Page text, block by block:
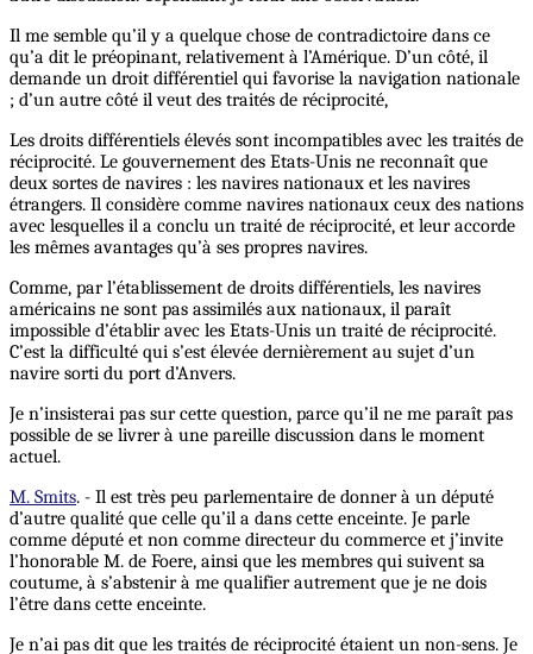
Il me semble qu’il y a quelque chose de contradictoire dans ce
qu’a dit le préopinant, relativement à l’Amérique. D’un côté, il
demande un droit différentiel qui favorise la navigation nationale
; d’un autre côté il veut des traités de réciprocité,
Les droits différentiels élevés sont incompatibles avec les traités de
réciprocité. Le gouvernement des Etats-Unis ne reconnaît que
deux sortes de navires : les navires nationaux et les navires
étrangers. Il considère comme navires nationaux ceux des nations
avec lesquelles il a conclu un traité de réciprocité, et leur accorde
les mêmes avantages qu’à ses propres navires.
Comme, par l’établissement de droits différentiels, les navires
américains ne sont pas assimilés aux nationaux, il paraît
impossible d’établir avec les Etats-Unis un traité de réciprocité.
C’est la difficulté qui s’est élevée dernièrement au sujet d’un
navire sorti du port d’Anvers.
Je n’insisterai pas sur cette question, parce qu’il ne me paraît pas
possible de se livrer à une pareille discussion dans le moment
actuel.
M. Smits. - Il est très peu parlementaire de donner à un député
d’autre qualité que celle qu’il a dans cette enceinte. Je parle
comme député et non comme directeur du commerce et j’invite
l’honorable M. de Foere, ainsi que les membres qui suivent sa
coutume, à s’abstenir à me qualifier autrement que je ne dois
l’être dans cette enceinte.
Je n’ai pas dit que les traités de réciprocité étaient un non-sens. Je